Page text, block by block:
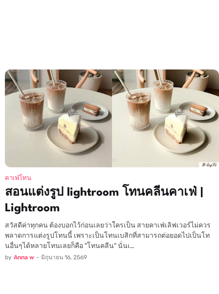
คาเฟ่โทน
สอนแต่งรูป lightroom โทนคลีนคาเฟ่ |
Lightroom
สวัสดีค่าทุกคน ต้องบอกไว้ก่อนเลยว่าใครเป็น สายคาเฟ่เลิฟเวอร์ไม่ควร
พลาดการแต่งรูปโทนนี้ เพราะเป็นโทนเบสิกที่สามารถต่อยอดไปเป็นโท
นอื่นๆได้หลายโทนเลยก็คือ "โทนคลีน" นั่นเ…
by Anna w - มิถุนายน 16, 2569